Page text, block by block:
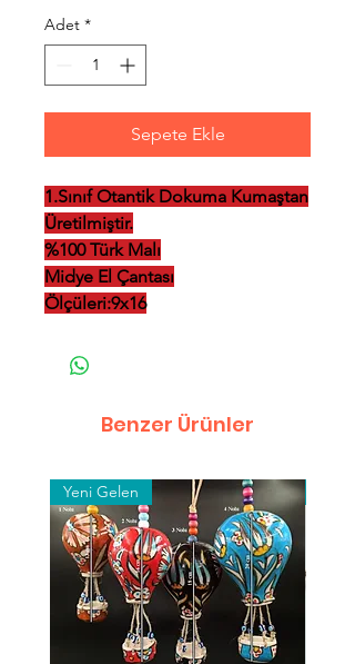
Adet *
Sepete Ekle
1.Sınıf Otantik Dokuma Kumaştan
Üretilmiştir.
%100 Türk Malı
Midye El Çantası
Ölçüleri:9x16
Benzer Ürünler
Yeni Gelen